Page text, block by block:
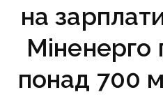
на
Міненерго
понад 700